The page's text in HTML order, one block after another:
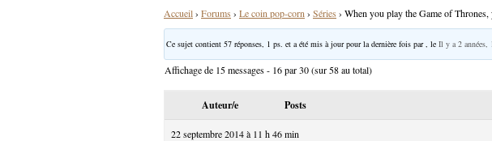
Accueil› Forums › Le coin pop-corn › Séries › When you play the Game of
Ce sujet contient 57 réponses, 1 ps. et a été mis à jour pour la dernière fois par , le Il y a 2 années,
Affichage de 15 messages - 16 par 30 (sur 58 au total)
Auteur/e Posts
22 septembre 2014 à 11 h 46 min